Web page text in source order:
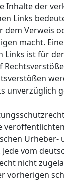
Inhalte der
Links
dem Verweis
macht.
Links ist für
unverzüglich
Urheber-
vom
nicht
vorherigen